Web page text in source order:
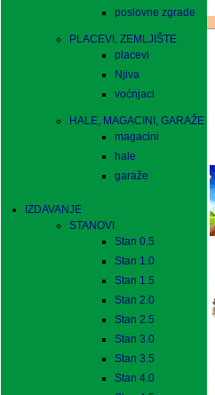
poslovne zgrade
PLACEVI, ZEMLJIŠTE
placevi
Njiva
voćnjaci
HALE, MAGACINI, GARAŽE
magacini
hale
garaže
IZDAVANJE
STANOVI
Stan 0.5
Stan 1.0
Stan 1.5
Stan 2.0
Stan 2.5
Stan 3.0
Stan 3.5
Stan 4.0